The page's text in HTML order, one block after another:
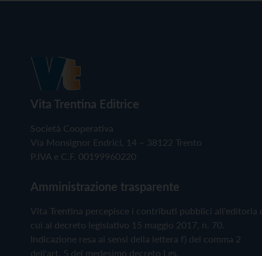
Vita Trentina Editrice
Società Cooperativa
Via Monsignor Endrici, 14 – 38122 Trento
P.IVA e C.F. 00199960220
Amministrazione trasparente
Vita Trentina percepisce i contributi pubblici all'editoria
cui al decreto legislativo 15 maggio 2017, n. 70.
Indicazione resa ai sensi della lettera f) del comma 2
dell'art. 5 del medesimo decreto Lgs.